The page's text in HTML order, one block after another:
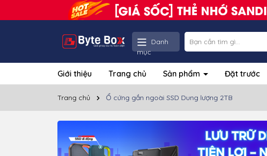
Danh
mục
Giới thiệu Trang chủ Sản phẩm Đặt trước
Trang chủ Ổ cứng gắn ngoài SSD Dung lượng 2TB